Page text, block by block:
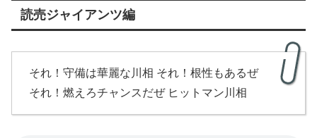
読売ジャイアンツ編
それ！守備は華麗な川相 それ！根性もあるぜ
それ！燃えろチャンスだぜ ヒットマン川相